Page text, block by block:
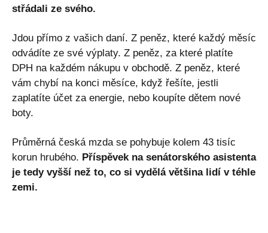
střádali ze svého.
Jdou přímo z vašich daní. Z peněz, které každý měsíc
odvádíte ze své výplaty. Z peněz, za které platíte
DPH na každém nákupu v obchodě. Z peněz, které
vám chybí na konci měsíce, když řešíte, jestli
zaplatíte účet za energie, nebo koupíte dětem nové
boty.
Průměrná česká mzda se pohybuje kolem 43 tisíc
korun hrubého. Příspěvek na senátorského asistenta
je tedy vyšší než to, co si vydělá většina lidí v téhle
zemi.